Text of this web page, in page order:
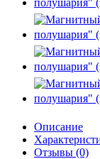
Описание
Отзывы (0)